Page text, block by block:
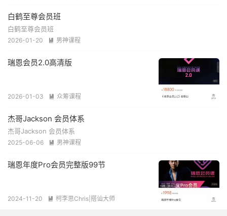
白鹤至尊会员班
白鹤至尊会员班
2026-01-20  男神课程
瑞恩会员2.0高清版
2026-01-03  众筹课程
杰哥Jackson 会员体系
杰哥Jackson 会员体系
2025-06-06  男神课程
瑞恩年度Pro会员完整版99节
2024-11-20  柯李思Chris|搭讪大师